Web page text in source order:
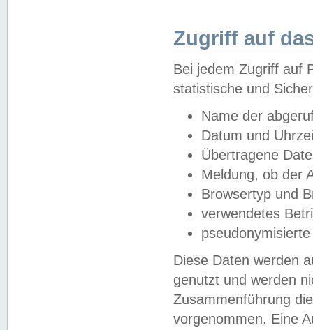
Zugriff auf
Bei jedem Zugriff auf
statistische und
Name der
Datum und
Übertragene
Meldung, ob der
Browsertyp und
verwendetes
Diese Daten werden
genutzt und werden
Zusammenführung
vorgenommen. Eine